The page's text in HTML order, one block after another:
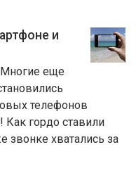
и
Многие еще
телефонов
гордо ставили
звонке хватались за